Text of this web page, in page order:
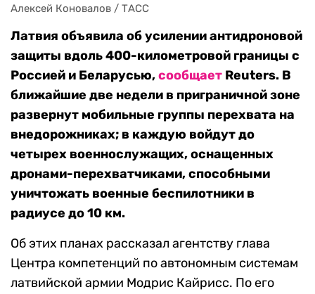
Алексей Коновалов / ТАСС
Латвия объявила об усилении антидроновой
защиты вдоль 400-километровой границы с
Россией и Беларусью,сообщает Reuters. В
ближайшие две недели в приграничной зоне
развернут мобильные группы перехвата на
внедорожниках; в каждую войдут до
четырех военнослужащих, оснащенных
дронами-перехватчиками, способными
уничтожать военные беспилотники в
радиусе до 10 км.
Об этих планах рассказал агентству глава
Центра компетенций по автономным системам
латвийской армии Модрис Кайрисс. По его